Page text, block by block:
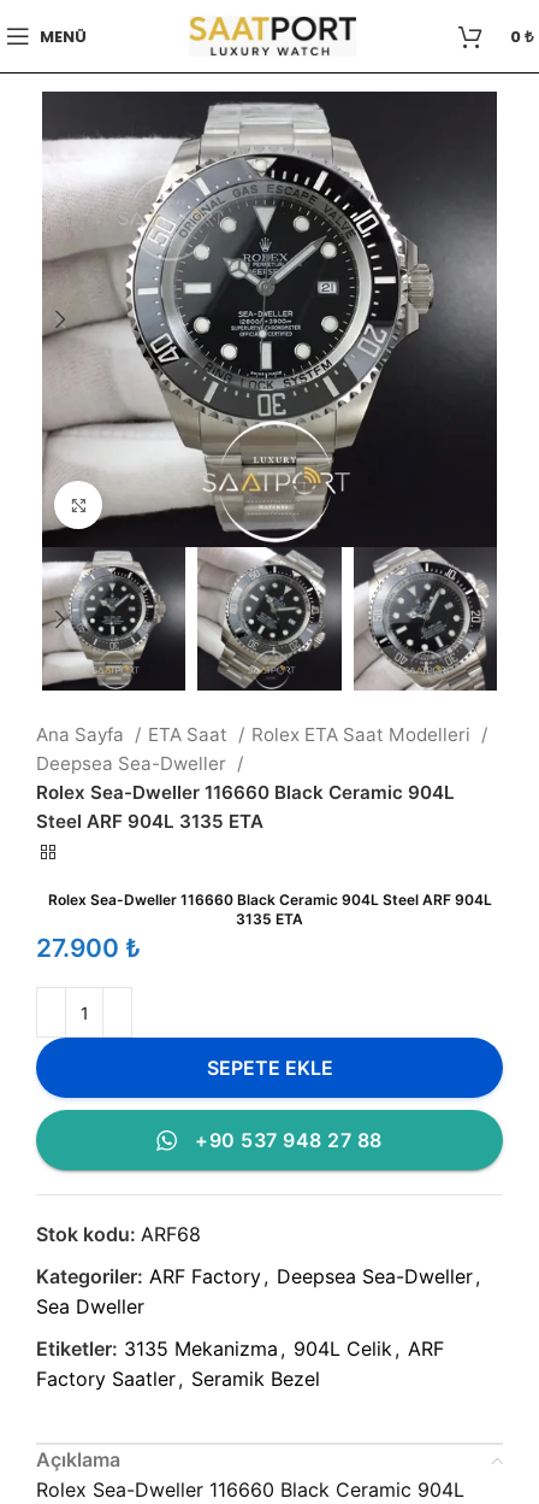
MENÜ 0₺
Büyütmek için tıklayın
Ana Sayfa ETA Saat
Rolex ETA Saat Modelleri
Deepsea Sea-Dweller
Rolex Sea-Dweller 116660 Black Ceramic 904L
Steel ARF 904L 3135 ETA
Rolex Sea-Dweller 116660 Black Ceramic 904L Steel ARF 904L
3135 ETA
₺
SEPETE EKLE
+90 537 948 27 88
Stok kodu: ARF68
Kategoriler: ARF Factory, Deepsea Sea-Dweller,
Sea Dweller
Etiketler: 3135 Mekanizma , 904L Celik, ARF
Factory Saatler, Seramik Bezel
Açıklama
Rolex Sea-Dweller 116660 Black Ceramic 904L